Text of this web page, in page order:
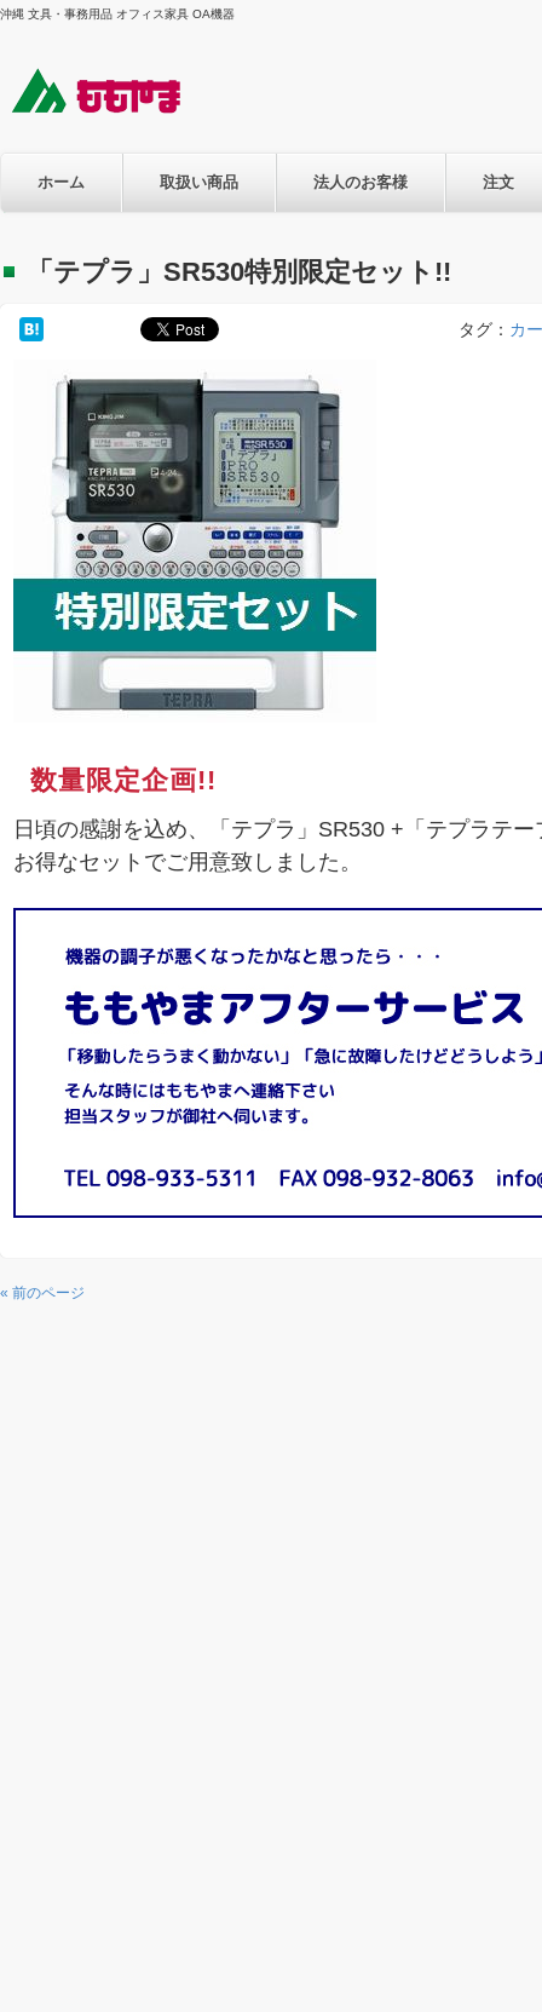
沖縄 文具・事務用品 オフィス家具 OA機器
ホーム 取扱い商品 法人のお客様 注文
「テプラ」SR530特別限定セット!!
タグ： カ
数量限定企画!!
日頃の感謝を込め、「テプラ」SR530 +「テプラテ
お得なセットでご用意致しました。
« 前のページ